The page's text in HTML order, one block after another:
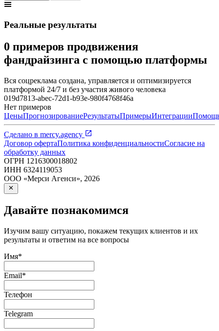
Реальные результаты
0 примеров продвижения
фандрайзинга с помощью платформы
Вся соцреклама создана, управляется и оптимизируется
платформой 24/7 и без участия живого человека
019d7813-abec-72d1-b93e-980f4768f46a
Нет примеров
ЦеныПрогнозированиеРезультатыПримерыИнтеграции
Сделано в mercy.agency
Договор офертаПолитика конфиденциальностиСогласие на
обработку данных
ОГРН 1216300018802
ИНН 6324119053
ООО «Мерси Агенси», 2026
Давайте познакомимся
Изучим вашу ситуацию, покажем текущих клиентов и их
результаты и ответим на все вопросы
Имя*
Email*
Телефон
Telegram